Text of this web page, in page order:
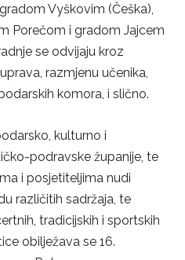
Vyškovim (Češka),
Porečom i gradom Jajcem
se odvijaju kroz
razmjenu učenika,
komora, i slično.
kulturno i
podravske županije, te
i posjetiteljima nudi
različitih sadržaja, te
tradicijskih i sportskih
obilježava se 16.